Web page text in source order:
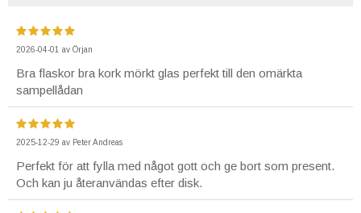
2026-04-01 av Örjan
Bra flaskor bra kork mörkt glas perfekt till den omärkta
sampellådan
2025-12-29 av Peter Andreas
Perfekt för att fylla med något gott och ge bort som present.
Och kan ju återanvändas efter disk.